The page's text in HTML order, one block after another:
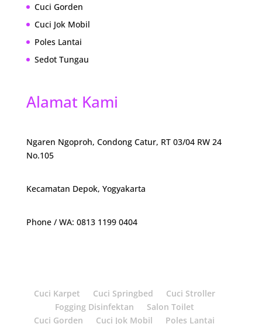
Cuci Gorden
Cuci Jok Mobil
Poles Lantai
Sedot Tungau
Alamat Kami
Ngaren Ngoproh, Condong Catur, RT 03/04 RW 24
No.105
Kecamatan Depok, Yogyakarta
Phone / WA: 0813 1199 0404
Cuci Karpet Cuci Springbed
Cuci Stroller
Fogging Disinfektan
Salon Toilet
Cuci Gorden
Cuci Jok Mobil Poles Lantai